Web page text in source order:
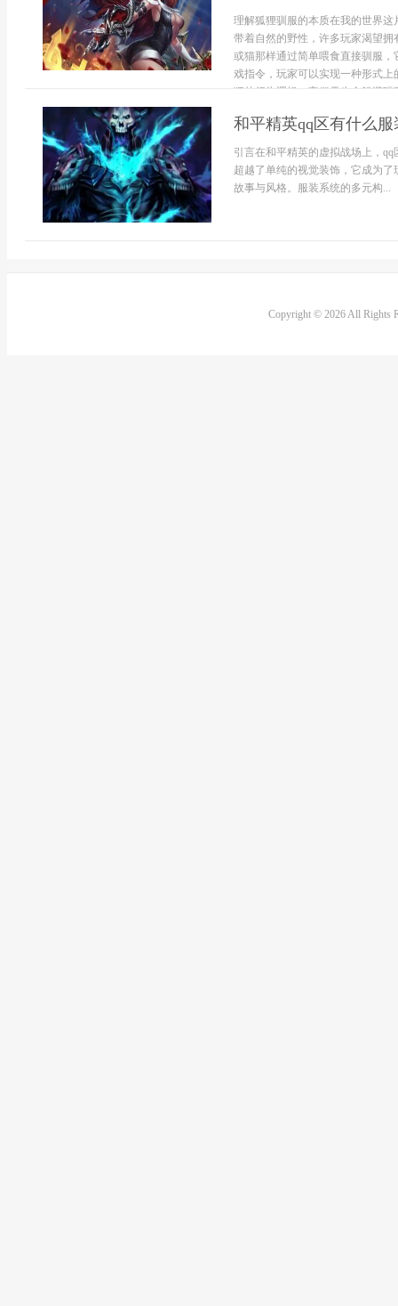
理解狐狸驯服的本质在我的世界
带着自然的野性，许多玩家渴望
或猫那样通过简单喂食直接驯服
戏指令，玩家可以实现一种形式
狸的行为逻辑，它们天生会躲避玩
和平精英qq区有什么
引言在和平精英的虚拟战场上，
超越了单纯的视觉装饰，它成为
故事与风格。服装系统的多元构...
Copyright © 2026 All Rights